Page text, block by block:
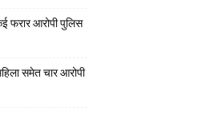
फरार आरोपी पुलिस
समेत चार आरोपी